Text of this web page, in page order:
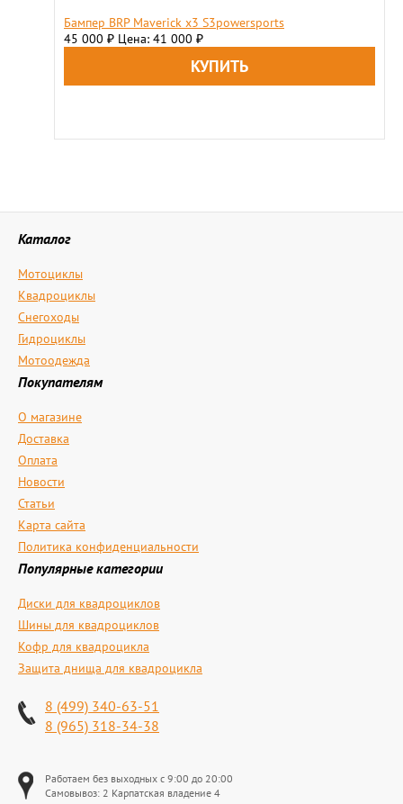
Бампер BRP Maverick x3 S3powersports
45 000 ₽ Цена: 41 000 ₽
Каталог
Мотоциклы
Квадроциклы
Снегоходы
Гидроциклы
Мотоодежда
Покупателям
О магазине
Доставка
Оплата
Новости
Статьи
Карта сайта
Политика конфиденциальности
Популярные категории
Диски для квадроциклов
Шины для квадроциклов
Кофр для квадроцикла
Защита днища для квадроцикла
8 (499) 340-63-51
8 (965) 318-34-38
Работаем без выходных с 9:00 до 20:00
Самовывоз: 2 Карпатская владение 4